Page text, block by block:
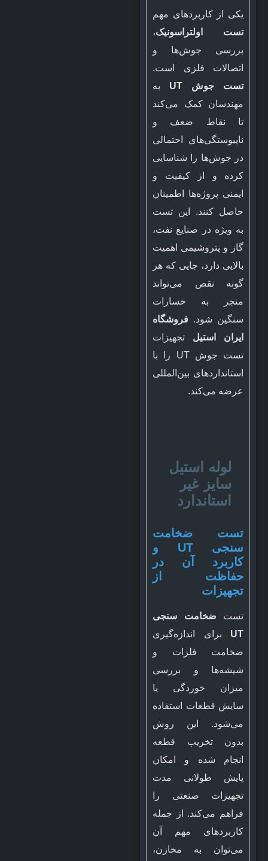
یکی از کاربردهای مهم
تست اولتراسونیک،
بررسی جوش‌ها و
اتصالات فلزی است.
تست جوش UT
به
مهندسان کمک می‌کند
تا نقاط ضعف و
ناپیوستگی‌های احتمالی
در جوش‌ها را شناسایی
کرده و از کیفیت و
ایمنی پروژه‌ها اطمینان
حاصل کنند. این تست
به ویژه در صنایع نفت،
گاز و پتروشیمی اهمیت
بالایی دارد، جایی که هر
گونه نقص می‌تواند
منجر به خسارات
سنگین شود. فروشگاه
ایران استیل تجهیزات
تست جوش UT را با
استانداردهای بین‌المللی
عرضه می‌کند.
لوله استیل
سایز غیر
استاندارد
تست ضخامت
سنجی UT و
کاربرد آن در
حفاظت از
تجهیزات
تست ضخامت سنجی
UT برای اندازه‌گیری
ضخامت فلزات و
شیشه‌ها و بررسی
میزان خوردگی یا
سایش قطعات استفاده
می‌شود. این روش
بدون تخریب قطعه
انجام شده و امکان
پایش طولانی مدت
تجهیزات صنعتی را
فراهم می‌کند. از جمله
کاربردهای مهم آن
می‌توان به مخازن،